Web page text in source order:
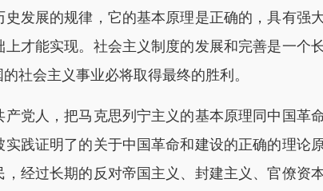
展的规律，它的基本原理是正确的，具有强
才能实现。社会主义制度的发展和完善是一
社会主义事业必将取得最终的胜利。
人，把马克思列宁主义的基本原理同中国革
践证明了的关于中国革命和建设的正确的理
经过长期的反对帝国主义、封建主义、官僚